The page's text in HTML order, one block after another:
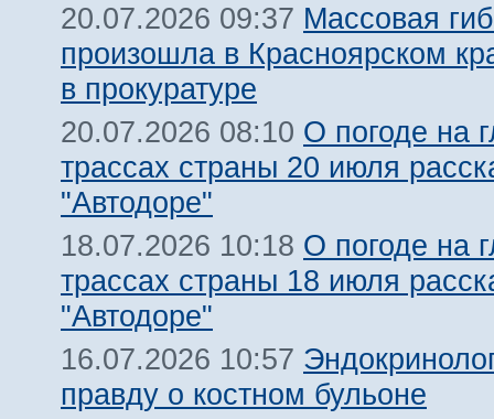
20.07.2026 09:37 Массовая
произошла в Красноярском
в прокуратуре
20.07.2026 08:10 О погоде на
трассах страны 20 июля
"Автодоре"
18.07.2026 10:18 О погоде на
трассах страны 18 июля
"Автодоре"
16.07.2026 10:57
правду о костном бульоне